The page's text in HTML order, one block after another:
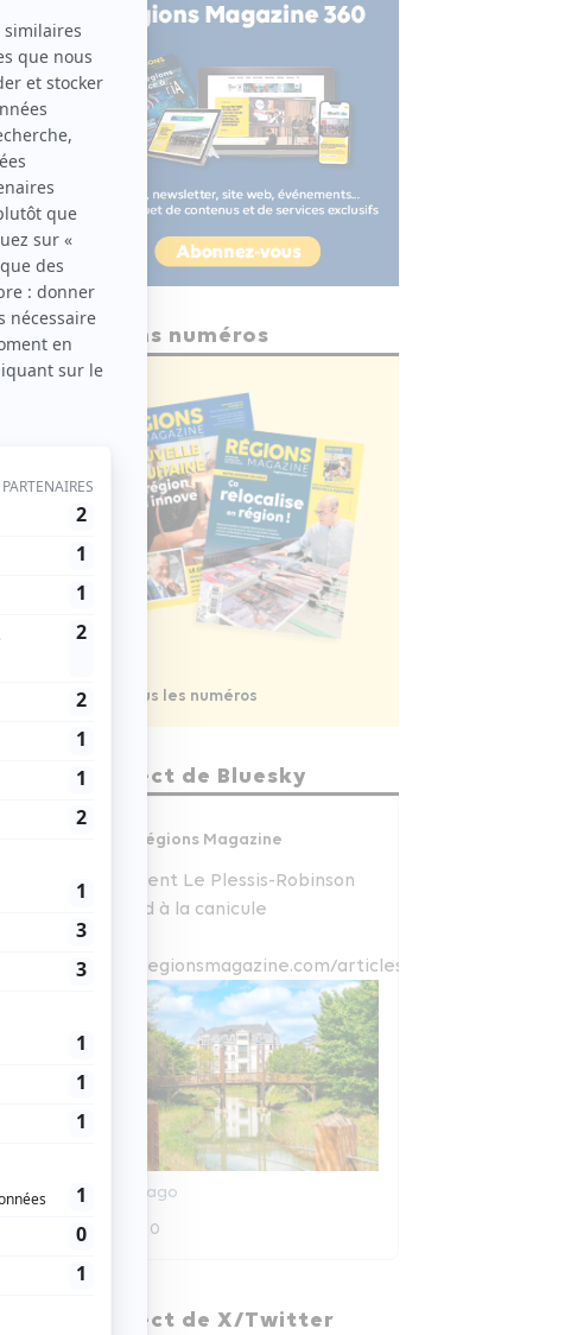
Anciens numéros
Voir tous les numéros
En direct de Bluesky
Régions Magazine
Comment Le Plessis-Robinson
répond à la canicule
www.regionsmagazine.com/articles/com...
6 jours ago
0
Régions Magazine
En direct de X/Twitter